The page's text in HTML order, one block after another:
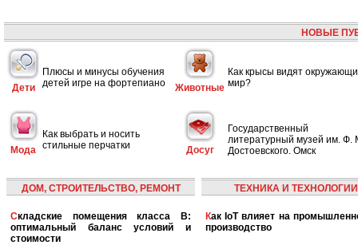
НОВЫЕ
Дети
Плюсы и минусы обучения
детей игре на фортепиано
Животные
Как крысы видят
мир?
Мода
Как выбрать и носить
стильные перчатки
Досуг
Государственный
литературный музей им. Ф.
Достоевского. Омск
ДОМ, СТРОИТЕЛЬСТВО, РЕМОНТ
Складские помещения класса B:
оптимальный баланс условий и
стоимости
ТЕХНИКА И ТЕХНОЛОГИИ
Как IoT влияет на промышленность и
производство